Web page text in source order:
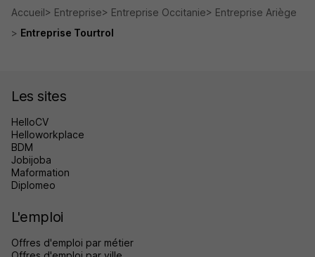
Accueil Entreprise Entreprise Occitanie
Entreprise Ariège
Entreprise Tourtrol
Les sites
HelloCV
Helloworkplace
BDM
Jobijoba
Maformation
Diplomeo
L'emploi
Offres d'emploi par métier